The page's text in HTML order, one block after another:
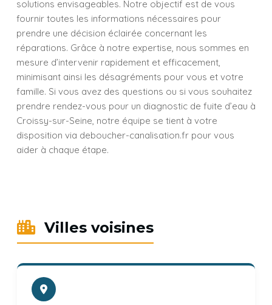
solutions envisageables. Notre objectif est de vous
fournir toutes les informations nécessaires pour
prendre une décision éclairée concernant les
réparations. Grâce à notre expertise, nous sommes en
mesure d’intervenir rapidement et efficacement,
minimisant ainsi les désagréments pour vous et votre
famille. Si vous avez des questions ou si vous souhaitez
prendre rendez-vous pour un diagnostic de fuite d’eau à
Croissy-sur-Seine, notre équipe se tient à votre
disposition via deboucher-canalisation.fr pour vous
aider à chaque étape.
Villes voisines